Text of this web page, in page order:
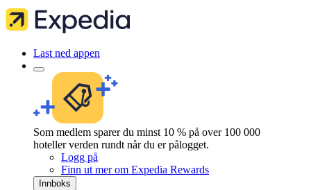
Last ned appen
Som medlem sparer du minst 10 % på over 100 000
hoteller verden rundt når du er pålogget.
Logg på
Finn ut mer om Expedia Rewards
Innboks